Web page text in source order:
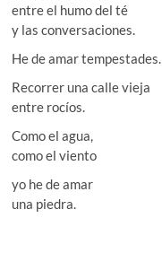
entre el humo del té
y las conversaciones.
He de amar tempestades.
Recorrer una calle vieja
entre rocíos.
Como el agua,
como el viento
yo he de amar
una piedra.